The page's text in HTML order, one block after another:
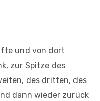
und von dort
zur Spitze des
des dritten, des
dann wieder zurück